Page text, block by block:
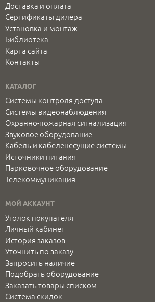
Доставка и оплата
Сертификаты дилера
Установка и монтаж
Библиотека
Карта сайта
Контакты
КАТАЛОГ
Системы контроля доступа
Системы видеонаблюдения
Охранно-пожарная сигнализация
Звуковое оборудование
Кабель и кабеленесущие системы
Источники питания
Парковочное оборудование
Телекоммуникация
МОЙ АККАУНТ
Уголок покупателя
Личный кабинет
История заказов
Уточнить по заказу
Запросить наличие
Подобрать оборудование
Заказать товары списком
Система скидок